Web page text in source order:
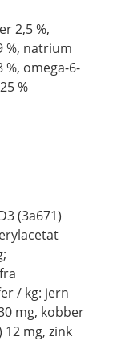
2,5 %,
%, natrium
%, omega-6-
%
(3a671)
/ kg: jern
mg, kobber
mg, zink